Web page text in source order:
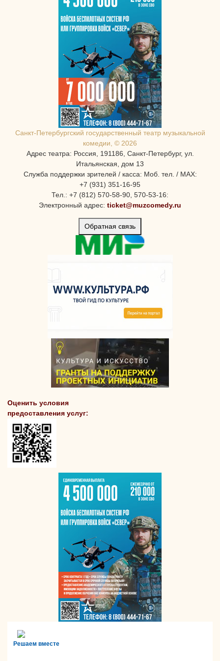
Санкт-Петербургcкий государственный театр музыкальной
комедии, © 2026
Адрес театра: Россия, 191186, Санкт-Петербург, ул.
Итальянская, дом 13
Служба поддержки зрителей / касса: Моб. тел. / MAX:
+7 (931) 351-16-95
Тел.: +7 (812) 570-58-90, 570-53-16:
Электронный адрес: ticket@muzcomedy.ru
Обратная связь
Оценить условия
предоставления услуг:
Решаем вместе